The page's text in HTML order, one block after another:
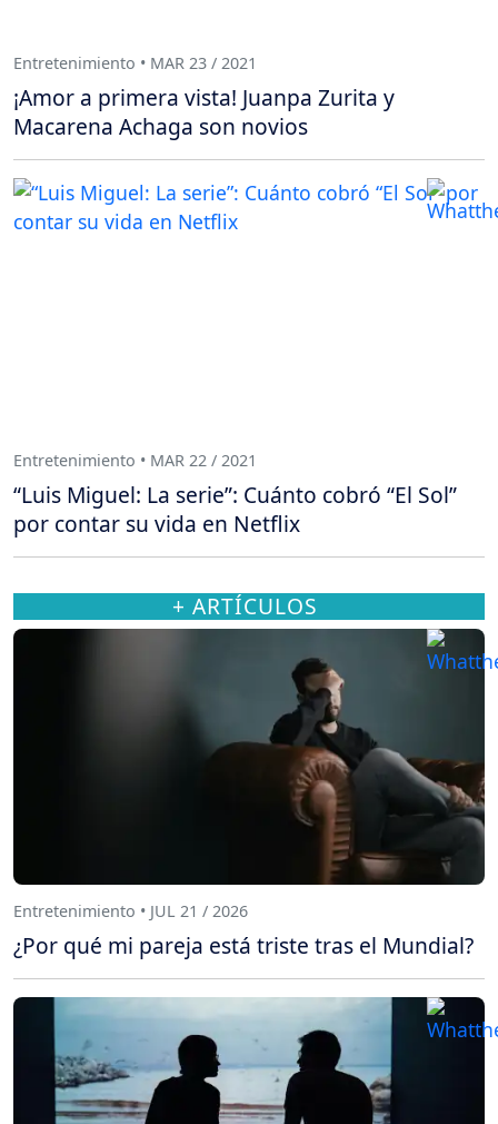
Entretenimiento • MAR 23 / 2021
¡Amor a primera vista! Juanpa Zurita y
Macarena Achaga son novios
Entretenimiento • MAR 22 / 2021
“Luis Miguel: La serie”: Cuánto cobró “El Sol”
por contar su vida en Netflix
+ ARTÍCULOS
Entretenimiento • JUL 21 / 2026
¿Por qué mi pareja está triste tras el Mundial?